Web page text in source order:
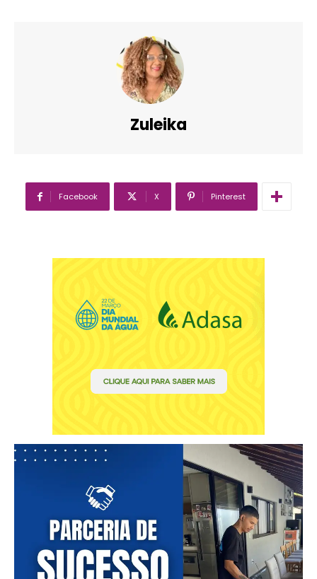
━ pricing plans
Praesent euismod ac
Nullam eu erat condimentum
Donec quis est ac felis
Orci varius natoque dolor
Zuleika
Facebook X Pinterest